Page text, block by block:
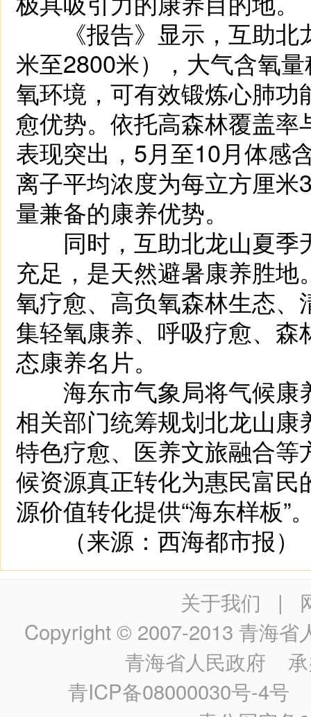
《报告》显示，互助北
米至2800米），大气含氧
氧环境，可有效锻炼心肺
愈优势。依托高森林覆盖
表现突出，5月至10月体感
离子平均浓度为每立方厘
量兼备的康养优势。
同时，互助北龙山夏季
充足，是天然避暑康养胜
氧疗愈、高负氧森林生态
集轻氧康养、呼吸疗愈、
态康养名片。
海东市气象局将气候康
相关部门统筹规划北龙山
特色疗愈、医养文旅融合
候资源真正转化为惠民富
源价值转化提供“海东样板”
（来源：西海都市报）
关于我们 |
Copyright © 2007-2013 青海省
青海省人民政府 承
青ICP备08000030号-4号